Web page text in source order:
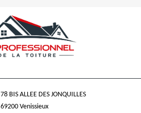
78 BIS ALLEE DES JONQUILLES
69200 Venissieux